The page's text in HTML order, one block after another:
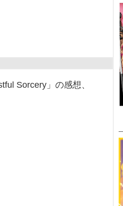
Sorcery」の感想、